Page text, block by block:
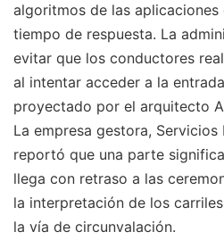
algoritmos de las
tiempo de respuesta. La
evitar que los conductores
al intentar acceder a la
proyectado por el arquitecto
La empresa gestora, Servicios
reportó que una parte
llega con retraso a las
la interpretación de los
la vía de circunvalación.